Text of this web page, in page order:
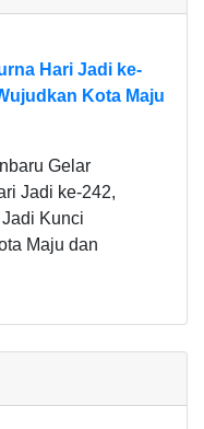
Hari Jadi ke-
Kota Maju
Gelar
Jadi ke-242,
Kunci
Maju dan